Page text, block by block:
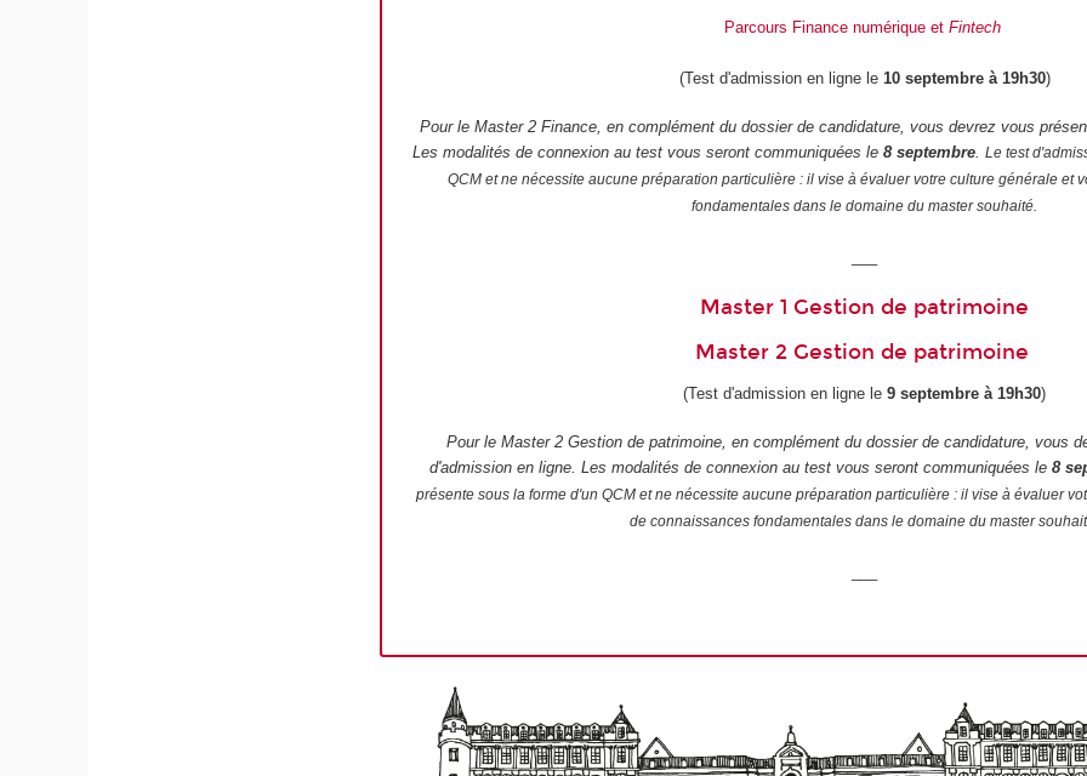
Parcours Finance numérique etFintech
(Test d'admission en ligne le 10 septembre à 19h30)
Pour le Master 2 Finance, en complément du dossier de candidature, vous devrez vous
Les modalités de connexion au test vous seront communiquées le8 septembre.Le test
QCM et ne nécessite aucune préparation particulière : il vise à évaluer votre culture générale et
fondamentales dans le domaine du master souhaité.
Master 1 Gestion de patrimoine
Master 2 Gestion de patrimoine
(Test d'admission en ligne le9 septembre à 19h30)
Pour le Master 2 Gestion de patrimoine, en complément du dossier de candidature, vous
d'admission en ligne. Les modalités de connexion au test vous seront communiquées le8
présente sous la forme d'un QCM et ne nécessite aucune préparation particulière : il vise à évaluer
de connaissances fondamentales dans le domaine du master